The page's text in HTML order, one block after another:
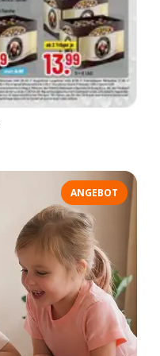
ANGEBOT